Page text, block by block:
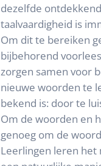
dezelfde
taalvaardigheid is
Om dit te bereiken
bijbehorend
zorgen samen voor
nieuwe woorden te
bekend is: door te
Om de woorden en
genoeg om de
Leerlingen leren het